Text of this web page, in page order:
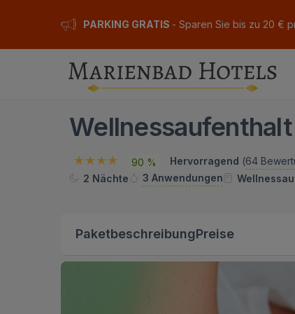
PARKING GRATIS - Sparen Sie bis zu 20 €
90 % Hervorragend (64
2 Nächte
3 Anwendungen
PaketbeschreibungPreise